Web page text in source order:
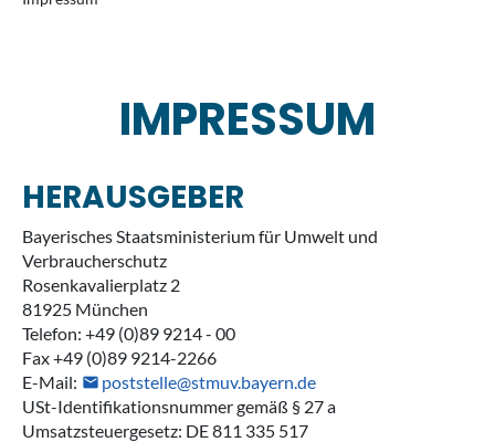
IMPRESSUM
HERAUSGEBER
Bayerisches Staatsministerium für Umwelt und
Verbraucherschutz
Rosenkavalierplatz 2
81925 München
Telefon: +49 (0)89 9214 - 00
Fax +49 (0)89 9214-2266
E-Mail:
poststelle@stmuv.bayern.de
USt-Identifikationsnummer gemäß § 27 a
Umsatzsteuergesetz: DE 811 335 517